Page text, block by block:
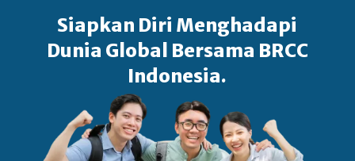
Siapkan Diri Menghadapi
Dunia Global Bersama BRCC
Indonesia.